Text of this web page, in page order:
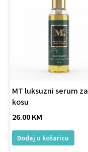
MT luksuzni serum za
kosu
26.00KM
Dodaj u košaricu